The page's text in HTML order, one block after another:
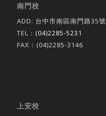
南門校
ADD: 台中市南區南門路35號
TEL： (04)2285-5231
FAX：(04)2285-3146
上安校